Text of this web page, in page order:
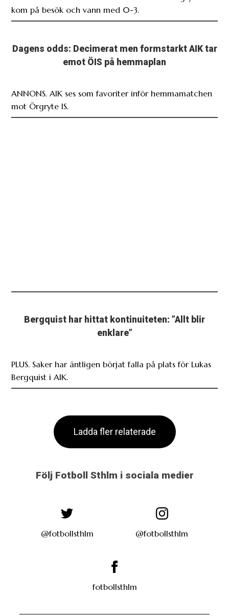
kom på besök och vann med 0-3.
Dagens odds: Decimerat men formstarkt AIK tar
emot ÖIS på hemmaplan
ANNONS. AIK ses som favoriter inför hemmamatchen
mot Örgryte IS.
Bergquist har hittat kontinuiteten: ”Allt blir
enklare”
PLUS. Saker har äntligen börjat falla på plats för Lukas
Bergquist i AIK.
Ladda fler relaterade
Följ Fotboll Sthlm i sociala medier
@fotbollsthlm @fotbollsthlm
fotbollsthlm